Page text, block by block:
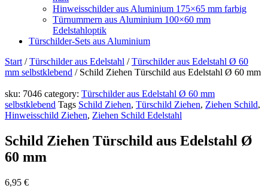
Hinweisschilder aus Aluminium 175×65 mm farbig
Türnummern aus Aluminium 100×60 mm
Edelstahloptik
Türschilder-Sets aus Aluminium
Start /Türschilder aus Edelstahl /Türschilder aus Edelstahl Ø 60
mm selbstklebend / Schild Ziehen Türschild aus Edelstahl Ø 60 mm
sku: 7046 category: Türschilder aus Edelstahl Ø 60 mm
selbstklebend Tags Schild Ziehen, Türschild Ziehen, Ziehen Schild,
Hinweisschild Ziehen, Ziehen Schild Edelstahl
Schild Ziehen Türschild aus Edelstahl Ø
60 mm
6,95 €